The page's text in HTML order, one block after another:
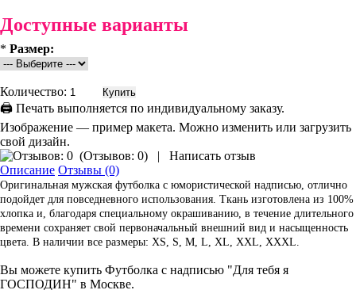
Доступные варианты
* Размер:
Количество:
🖨 Печать выполняется по индивидуальному заказу.
Изображение — пример макета. Можно изменить или загрузить
свой дизайн.
(Отзывов: 0) |
Написать отзыв
Описание Отзывы (0)
Оригинальная мужская футболка с юмористической надписью, отлично
подойдет для повседневного использования. Ткань изготовлена из 100%
хлопка и, благодаря специальному окрашиванию, в течение длительного
времени сохраняет свой первоначальный внешний вид и насыщенность
цвета. В наличии все размеры: XS, S, M, L, XL, XXL, XXXL.
Вы можете купить Футболка с надписью "Для тебя я
ГОСПОДИН" в Москве.